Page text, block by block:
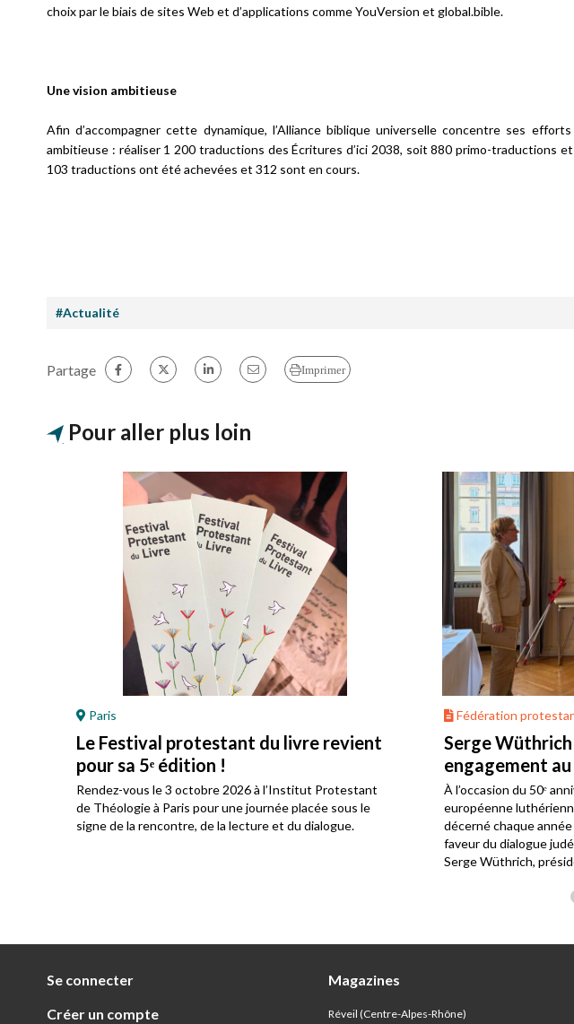
choix par le biais de sites Web et d’applications comme YouVersion et global.bible.
Une vision ambitieuse
Afin d’accompagner cette dynamique, l’Alliance biblique universelle concentre ses
ambitieuse : réaliser 1 200 traductions des Écritures d’ici 2038, soit 880 primo-traductions
103 traductions ont été achevées et 312 sont en cours.
#Actualité
Partage Imprimer
Pour aller plus loin
Paris
Le Festival protestant du livre revient
pour sa 5ᵉ édition !
Rendez-vous le 3 octobre 2026 à l’Institut Protestant
de Théologie à Paris pour une journée placée sous le
signe de la rencontre, de la lecture et du dialogue.
Fédération
Serge
engagement
judéo-chrétien
À l’occasion du 50ᵉ
européenne
décerné chaque
faveur du dialogue
Serge Wüthrich,
Se connecter
Créer un compte
Magazines
Réveil (Centre-Alpes-Rhône)